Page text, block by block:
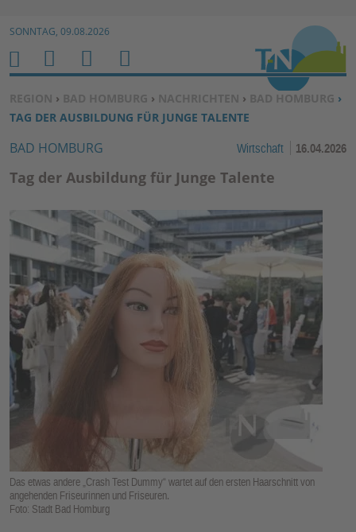
Zum Inhalt springen ↓
SONNTAG, 09.08.2026
SIE BEFINDEN SICH HIER:
REGION › BAD HOMBURG › NACHRICHTEN › BAD HOMBURG ›
TAG DER AUSBILDUNG FÜR JUNGE TALENTE
BAD HOMBURG Wirtschaft 16.04.2026
Tag der Ausbildung für Junge Talente
Das etwas andere „Crash Test Dummy“ wartet auf den ersten Haarschnitt von
angehenden Friseurinnen und Friseuren.
Foto: Stadt Bad Homburg
H
O
M
E
M
E
N
U
S
U
C
H
E
N
B
E
N
Z
R
F
U
N
K
TI